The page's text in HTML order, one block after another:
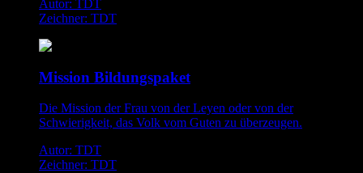
Autor: TDT
Zeichner: TDT
Mission Bildungspaket
Die Mission der Frau von der Leyen oder von der
Schwierigkeit, das Volk vom Guten zu überzeugen.
Autor: TDT
Zeichner: TDT